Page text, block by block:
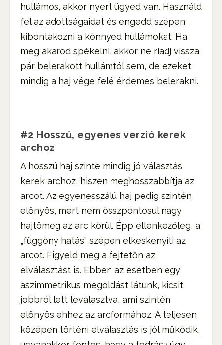
hullámos, akkor nyert ügyed van. Használd
fel az adottságaidat és engedd szépen
kibontakozni a könnyed hullámokat. Ha
meg akarod spékelni, akkor ne riadj vissza
pár belerakott hullámtól sem, de ezeket
mindig a haj vége felé érdemes belerakni.
#2 Hosszú, egyenes verzió kerek
archoz
A hosszú haj szinte mindig jó választás
kerek archoz, hiszen meghosszabbítja az
arcot. Az egyenesszálú haj pedig szintén
előnyös, mert nem összpontosul nagy
hajtömeg az arc körül. Épp ellenkezőleg, a
„függöny hatás” szépen elkeskenyíti az
arcot. Figyeld meg a fejtetőn az
elválasztást is. Ebben az esetben egy
aszimmetrikus megoldást látunk, kicsit
jobbról lett leválasztva, ami szintén
előnyös ehhez az arcformához. A teljesen
középen történi elválasztás is jól működik,